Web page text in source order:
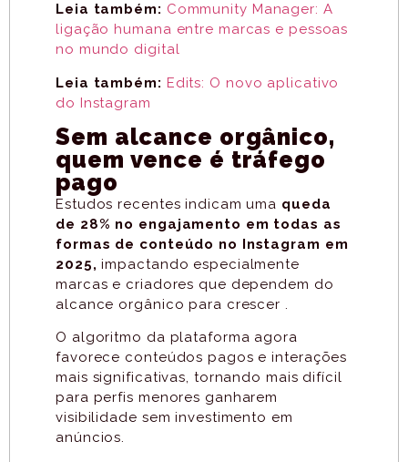
Leia também: Community Manager: A
ligação humana entre marcas e pessoas
no mundo digital
Leia também: Edits: O novo aplicativo
do Instagram
Sem alcance orgânico,
quem vence é tráfego
pago
Estudos recentes indicam uma queda
de 28% no engajamento em todas as
formas de conteúdo no Instagram em
2025, impactando especialmente
marcas e criadores que dependem do
alcance orgânico para crescer .
O algoritmo da plataforma agora
favorece conteúdos pagos e interações
mais significativas, tornando mais difícil
para perfis menores ganharem
visibilidade sem investimento em
anúncios.